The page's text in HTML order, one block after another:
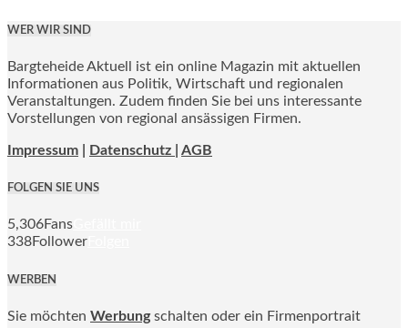
WER WIR SIND
Bargteheide Aktuell ist ein online Magazin mit aktuellen
Informationen aus Politik, Wirtschaft und regionalen
Veranstaltungen. Zudem finden Sie bei uns interessante
Vorstellungen von regional ansässigen Firmen.
Impressum Datenschutz | AGB
FOLGEN SIE UNS
5,306Fans
338Follower
WERBEN
Sie möchten Werbung schalten oder ein Firmenportrait